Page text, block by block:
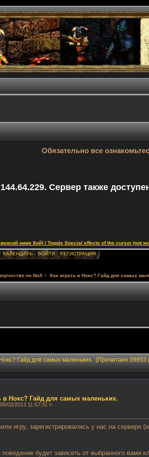
Обязательно все
Сервер также
ниже 8ой) / Toggle Special effects of the cursor (not
КАЛЕНДАРЬ ВОЙТИ РЕГИСТРАЦИЯ
по NoX > Как играть в Нокс? Гайд для самых
Гайд для самых маленьких. (Прочитано 39853
в Нокс? Гайд для самых маленьких.
05/02/2013 11:57:31 »
игру, зарегистрировались у нас на
будет зависеть от выбранного